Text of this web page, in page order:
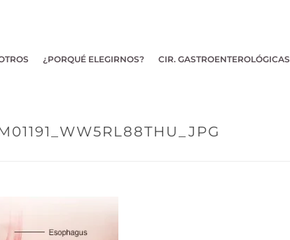
¿PORQUÉ ELEGIRNOS? CIR. GASTROENTEROLÓGICAS